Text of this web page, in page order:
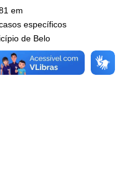
em
específicos
de Belo